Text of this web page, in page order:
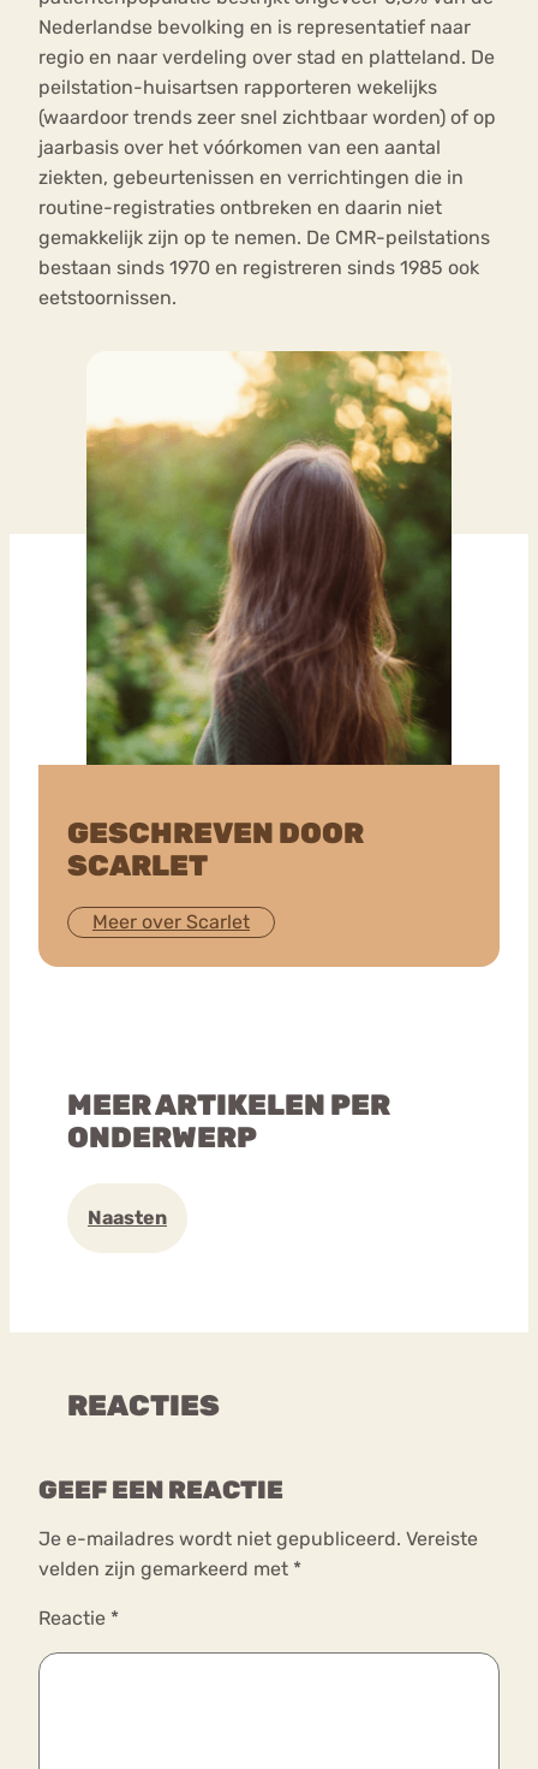
Nederlandse bevolking en is representatief naar
regio en naar verdeling over stad en platteland. De
peilstation-huisartsen rapporteren wekelijks
(waardoor trends zeer snel zichtbaar worden) of op
jaarbasis over het vóórkomen van een aantal
ziekten, gebeurtenissen en verrichtingen die in
routine-registraties ontbreken en daarin niet
gemakkelijk zijn op te nemen. De CMR-peilstations
bestaan sinds 1970 en registreren sinds 1985 ook
eetstoornissen.
GESCHREVEN DOOR
SCARLET
Meer over Scarlet
MEER ARTIKELEN PER
ONDERWERP
Naasten
REACTIES
GEEF EEN REACTIE
Je e-mailadres wordt niet gepubliceerd. Vereiste
velden zijn gemarkeerd met *
Reactie *